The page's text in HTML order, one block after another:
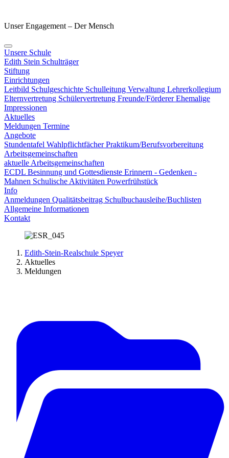
Unser Engagement – Der Mensch
Unsere Schule
Edith Stein Schulträger
Stiftung
Einrichtungen
Leitbild Schulgeschichte Schulleitung Verwaltung Lehrerkollegium
Elternvertretung Schülervertretung Freunde/FördererEhemalige
Impressionen
Aktuelles
Meldungen Termine
Angebote
Stundentafel WahlpflichtfächerPraktikum/Berufsvorbereitung
Arbeitsgemeinschaften
aktuelle Arbeitsgemeinschaften
ECDL Besinnung und Gottesdienste Erinnern - Gedenken -
Mahnen Schulische Aktivitäten Powerfrühstück
Info
Anmeldungen Qualitätsbeitrag Schulbuchausleihe/Buchlisten
Allgemeine Informationen
Kontakt
Edith-Stein-Realschule Speyer
Aktuelles
Meldungen